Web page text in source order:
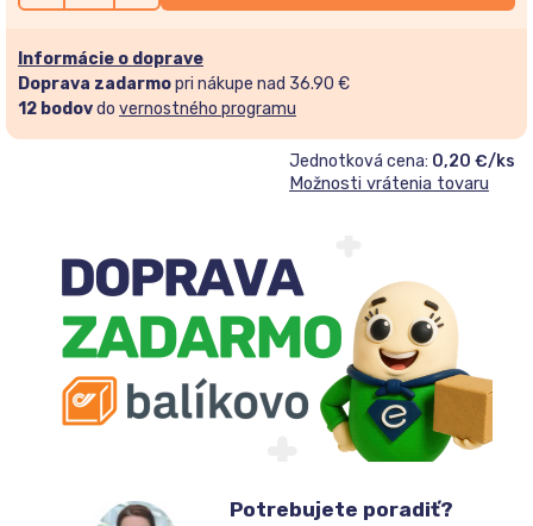
Informácie o doprave
Doprava zadarmopri nákupe nad 36.90 €
12 bodovdo vernostného programu
Jednotková cena: 0,20 €/ks
Možnosti vrátenia tovaru
Potrebujete poradiť?